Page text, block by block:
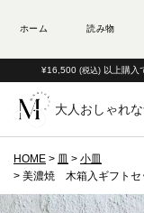
¥16,500 (税込) 以上購入
大人おしゃれ
HOME 皿
小皿
美濃焼 木箱入ギフト